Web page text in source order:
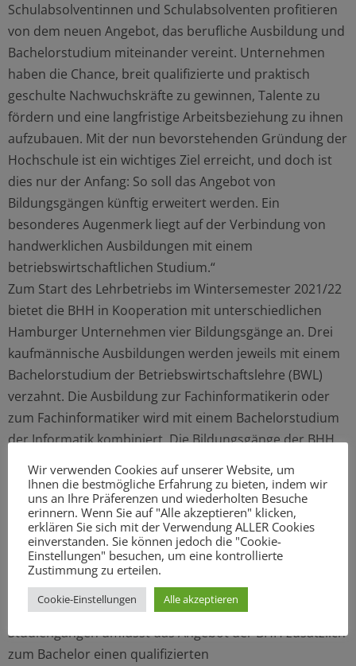
Schulabsolventinnen und Schulabsolventen profitieren
von dem neuen Angebot, das berufliche Ausbildung und
Bachelorstudium miteinander vereint. Unternehmen
haben die Chance, breit qualifizierte und praktisch
geschulte Nachwuchskräfte zu gewinnen, Talente zu
fördern und eine langfristige Arbeitsbeziehung zu ihnen
aufzubauen. Mit der nun bevorstehenden Gründung der
Hochschule ist ein wichtiges Ziel erreicht, und doch ist
dies nur der Anfang: So soll das Angebot von
Bildungsgängen künftig erweitert werden. Ein
besonderes Augenmerk liegt auf der Verbindung von
handwerklichen Ausbildungen mit einem
betriebswirtschaftlichen Studium.“
Zum Start des Lehrbetriebs im Wintersemester 2021/22
bietet die BHH in Kooperation mit unterschiedlichen
Hamburger Unternehmen vier Bildungsgänge an. Drei
kaufmännische Ausbildungen werden jeweils mit einem
Bachelorstudium der Betriebswirtschaftslehre (BWL)
verzahnt. Die Ausbildung zur Fachinformatikerin oder
zum Fachinformatiker wird mit einem Bachelorstudium
der Informatik kombiniert. Die Bildungsgänge der BHH
bieten das Beste aus drei Welten: anspruchsvolle
praktische Fertigkeiten im Lehrbetrieb, breites Wissen
über das gesamte Berufsfeld in der Berufsschule sowie
akademische Kompetenzen und wissenschaftliche
Methoden in der Hochschule. Die Verzahnung der
Inhalte reduziert Doppelungen und ermöglicht ein
Arbeitspensum, das sich an der klassischen Fünf-Tage-
Woche orientiert. Im Unterschied zu dualen
Studiengängen umfasst das Angebot der BHH zusätzlich
zum Bachelor einen qualifizierten
Wir verwenden Cookies auf unserer Website, um
Ihnen die bestmögliche Erfahrung zu bieten, indem wir
uns an Ihre Präferenzen und wiederholten Besuche
erinnern. Wenn Sie auf "Alle akzeptieren" klicken,
erklären Sie sich mit der Verwendung ALLER Cookies
einverstanden. Sie können jedoch die "Cookie-
Einstellungen" besuchen, um eine kontrollierte
Zustimmung zu erteilen.
Cookie-Einstellungen Alle akzeptieren